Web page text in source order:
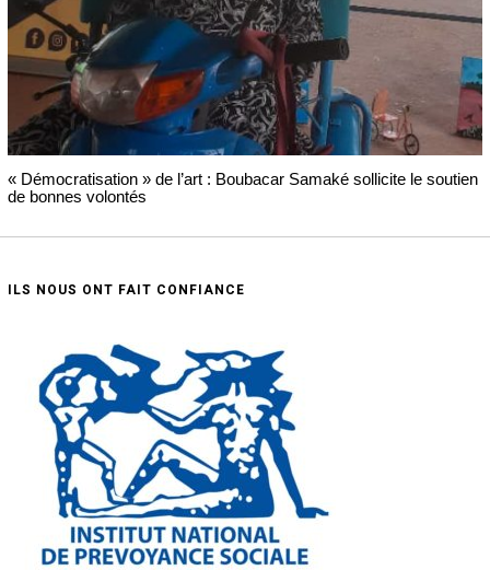
« Démocratisation » de l’art : Boubacar Samaké sollicite le soutien
de bonnes volontés
ILS NOUS ONT FAIT CONFIANCE